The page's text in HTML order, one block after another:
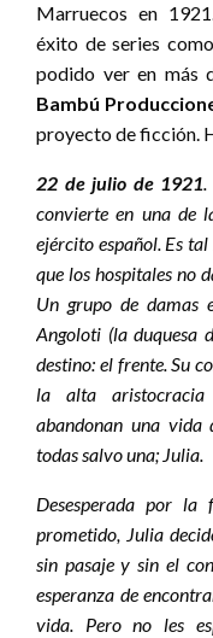
Marruecos en
éxito de series como
podido ver en más
Bambú
proyecto de ficción.
22 de julio de 1921.
convierte en una de
ejército español. Es
que los hospitales no
Un grupo de damas
Angoloti (la duquesa
destino: el frente. Su
la alta aristocracia
abandonan una
todas salvo una; Julia.
Desesperada por
prometido, Julia
sin pasaje y sin el
esperanza de
vida. Pero no les